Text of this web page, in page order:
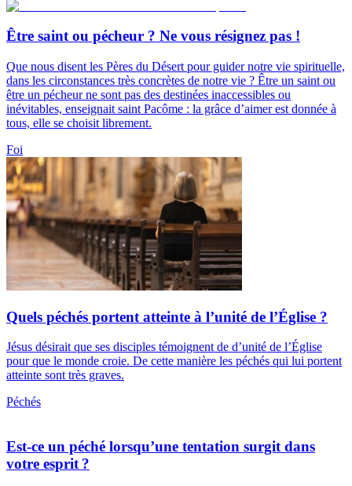
Être saint ou pécheur ? Ne vous résignez pas !
Que nous disent les Pères du Désert pour guider notre vie spirituelle,
dans les circonstances très concrètes de notre vie ? Être un saint ou
être un pécheur ne sont pas des destinées inaccessibles ou
inévitables, enseignait saint Pacôme : la grâce d’aimer est donnée à
tous, elle se choisit librement.
Foi
Quels péchés portent atteinte à l’unité de l’Église ?
Jésus désirait que ses disciples témoignent de d’unité de l’Église
pour que le monde croie. De cette manière les péchés qui lui portent
atteinte sont très graves.
Péchés
Est-ce un péché lorsqu’une tentation surgit dans
votre esprit ?